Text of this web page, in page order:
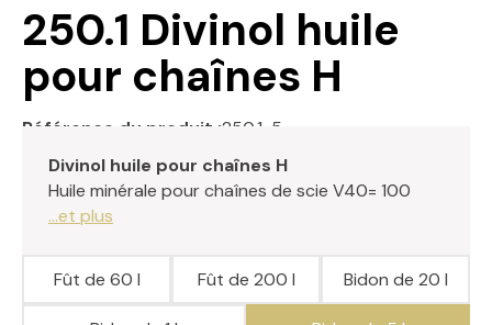
250.1 Divinol huile
pour chaînes H
Référence du produit :250.1-5
Divinol huile pour chaînes H
Huile minérale pour chaînes de scie V40= 100
...et plus
Fût de 60 l Fût de 200 l Bidon de 20 l